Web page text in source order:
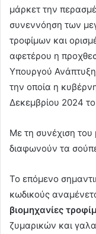
μάρκετ την
συνεννόηση των
τροφίμων και
αφετέρου η
Υπουργού
την οποία η
Δεκεμβρίου 2024
Με τη συνέχιση
διαφωνούν τα
Το επόμενο
κωδικούς
βιομηχανίες
ζυμαρικών και